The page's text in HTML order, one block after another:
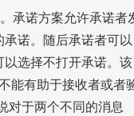
承诺方案允许承诺者
承诺。随后承诺者可以
以选择不打开承诺。该
能有助于接收者或者
对于两个不同的消息